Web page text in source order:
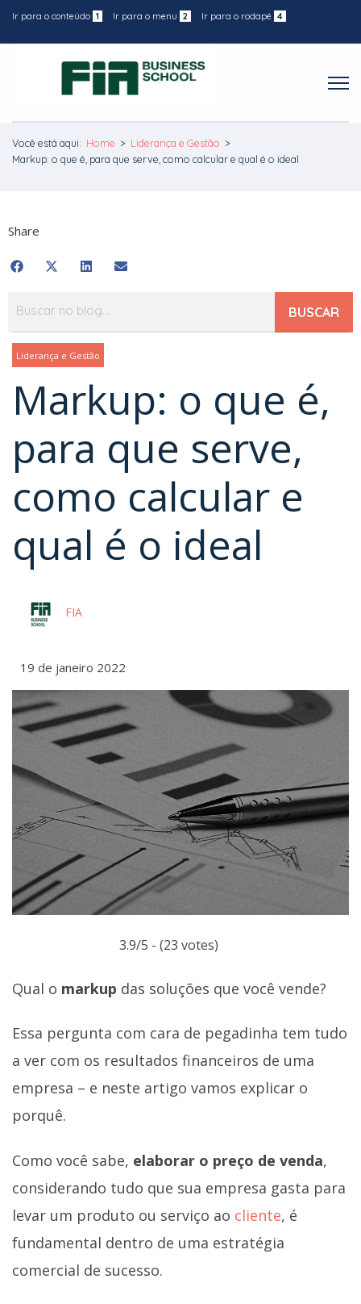
Ir para o conteúdo 1 Ir para o menu 2 Ir para o rodapé 4
Você está aqui: Home > Liderança e Gestão >
Markup: o que é, para que serve, como calcular e qual é o ideal
Share
BUSCAR
Liderança e Gestão
Markup: o que é,
para que serve,
como calcular e
qual é o ideal
FIA
19 de janeiro 2022
3.9/5 - (23 votes)
Qual o markup das soluções que você vende?
Essa pergunta com cara de pegadinha tem tudo
a ver com os resultados financeiros de uma
empresa – e neste artigo vamos explicar o
porquê.
Como você sabe, elaborar o preço de venda,
considerando tudo que sua empresa gasta para
levar um produto ou serviço ao cliente, é
fundamental dentro de uma estratégia
comercial de sucesso.